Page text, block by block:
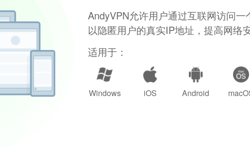
AndyVPN允许用户通过互联网访问
以隐匿用户的真实IP地址，提高网络
适用于：
Windows iOS Android